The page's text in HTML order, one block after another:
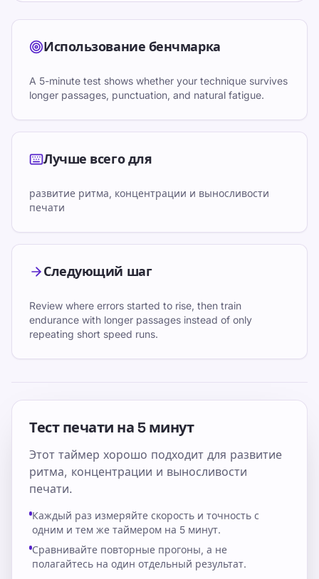
Использование бенчмарка
A 5-minute test shows whether your technique survives
longer passages, punctuation, and natural fatigue.
Лучше всего для
развитие ритма, концентрации и выносливости
печати
Следующий шаг
Review where errors started to rise, then train
endurance with longer passages instead of only
repeating short speed runs.
Тест печати на 5 минут
Этот таймер хорошо подходит для развитие
ритма, концентрации и выносливости
печати.
Каждый раз измеряйте скорость и точность с
одним и тем же таймером на 5 минут.
Сравнивайте повторные прогоны, а не
полагайтесь на один отдельный результат.